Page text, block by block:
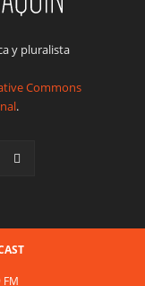
y pluralista
Commons
.